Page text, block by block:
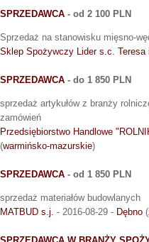
SPRZEDAWCA - od 2 100 PLN
Sprzedaż na stanowisku mięsno-
Sklep Spożywczy Lider s.c. Teresa
SPRZEDAWCA - do 1 850 PLN
sprzedaż artykułów z branży
zamówień
Przedsiębiorstwo Handlowe
(warmińsko-mazurskie)
SPRZEDAWCA - od 1 850 PLN
sprzedaż materiałów budowlanych
MATBUD s.j. - 2016-08-29 - Dębno (